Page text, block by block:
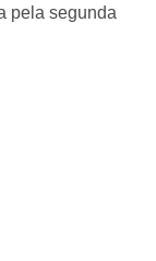
pela segunda